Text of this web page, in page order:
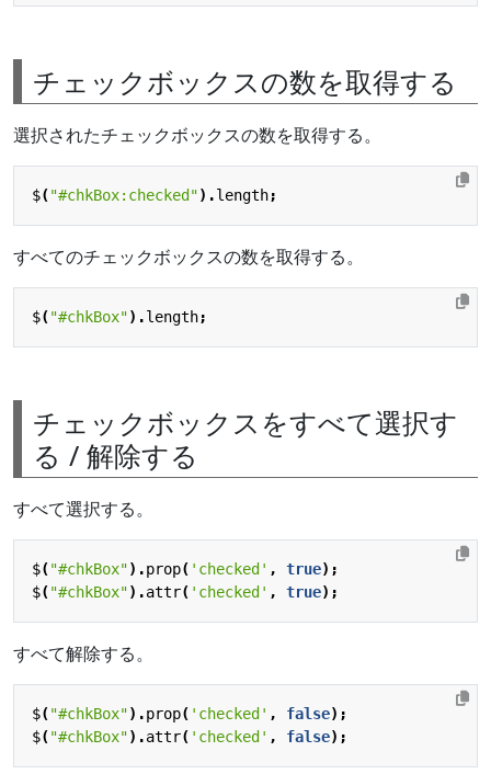
チェックボックスの数を取得する
選択されたチェックボックスの数を取得する。
$("#chkBox:checked").length;
すべてのチェックボックスの数を取得する。
$("#chkBox").length;
チェックボックスをすべて選択す
る / 解除する
すべて選択する。
$("#chkBox").prop( 'checked' , true);
$("#chkBox").attr( 'checked' , true);
すべて解除する。
$("#chkBox").prop( 'checked' , false);
$("#chkBox").attr( 'checked' , false);